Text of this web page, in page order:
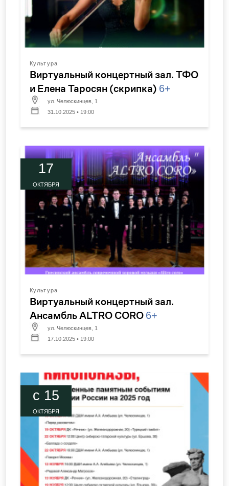
Культура
Виртуальный концертный зал. ТФО
и Елена Таросян (скрипка) 6+
ул. Челюскинцев, 1
31.10.2025 • 19:00
17
ОКТЯБРЯ
Культура
Виртуальный концертный зал.
Ансамбль ALTRO CORO 6+
ул. Челюскинцев, 1
17.10.2025 • 19:00
c 15
ОКТЯБРЯ